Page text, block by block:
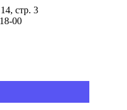
стр. 3
00